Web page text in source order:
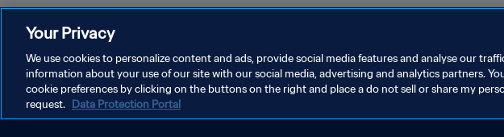
حقوق النشر والطبع والتأليف © ١٩٩٤ - ٢٠٢٦ FIFA. جميع الحقوق محفوظة.
Your Privacy
We use cookies to personalize content and ads, provide social media features and analyse our
information about your use of our site with our social media, advertising and analytics partners.
cookie preferences by clicking on the buttons on the right and place a do not sell or share my
request. Data Protection Portal